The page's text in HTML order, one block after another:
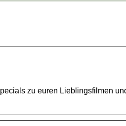
zu euren Lieblingsfilmen